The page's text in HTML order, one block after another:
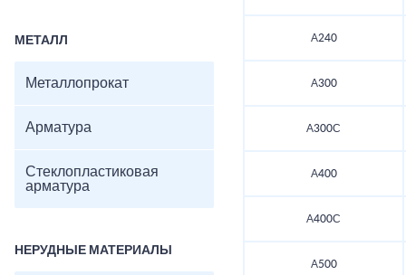
МЕТАЛЛ
Металлопрокат
Арматура
Стеклопластиковая
арматура
НЕРУДНЫЕ МАТЕРИАЛЫ
А240
А300
А300С
А400
А400С
А500